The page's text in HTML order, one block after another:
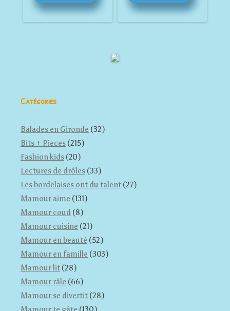
Catégories
Balades en Gironde (32)
Bits + Pieces (215)
Fashion kids (20)
Lectures de drôles (33)
Les bordelaises ont du talent (27)
Mamour aime (131)
Mamour coud (8)
Mamour cuisine (21)
Mamour en beauté (52)
Mamour en famille (303)
Mamour lit (28)
Mamour râle (66)
Mamour se divertit (28)